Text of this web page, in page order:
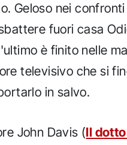
Geloso nei
fuori casa
è finito nelle
televisivo che si
in salvo.
John Davis (Il